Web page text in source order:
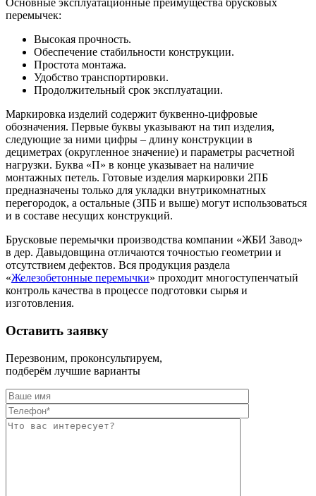
Основные эксплуатационные преимущества брусковых
перемычек:
Высокая прочность.
Обеспечение стабильности конструкции.
Простота монтажа.
Удобство транспортировки.
Продолжительный срок эксплуатации.
Маркировка изделий содержит буквенно-цифровые
обозначения. Первые буквы указывают на тип изделия,
следующие за ними цифры – длину конструкции в
дециметрах (округленное значение) и параметры расчетной
нагрузки. Буква «П» в конце указывает на наличие
монтажных петель. Готовые изделия маркировки 2ПБ
предназначены только для укладки внутрикомнатных
перегородок, а остальные (3ПБ и выше) могут использоваться
и в составе несущих конструкций.
Брусковые перемычки производства компании «ЖБИ Завод»
в дер. Давыдовщина отличаются точностью геометрии и
отсутствием дефектов. Вся продукция раздела
«Железобетонные перемычки» проходит многоступенчатый
контроль качества в процессе подготовки сырья и
изготовления.
Оставить заявку
Перезвоним, проконсультируем,
подберём лучшие варианты